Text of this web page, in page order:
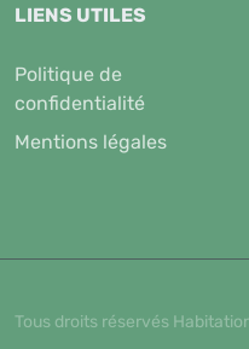
LIENS UTILES
Politique de
confidentialité
Mentions légales
Tous droits réservés